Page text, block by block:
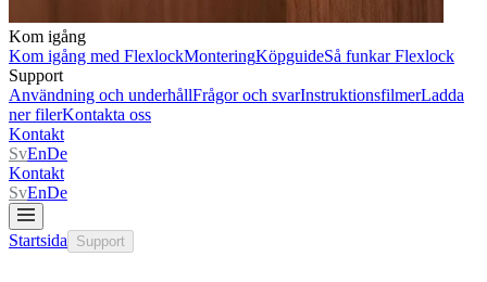
Kom igång
Kom igång med FlexlockMonteringKöpguideSå funkar Flexlock
Support
Användning och underhållFrågor och svarInstruktionsfilmerLadda
ner filerKontakta oss
Kontakt
SvEnDe
Kontakt
SvEnDe
Startsida Support